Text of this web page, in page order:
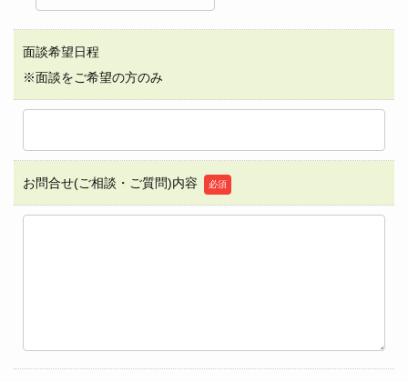
面談希望日程
※面談をご希望の方のみ
お問合せ(ご相談・ご質問)内容 必須